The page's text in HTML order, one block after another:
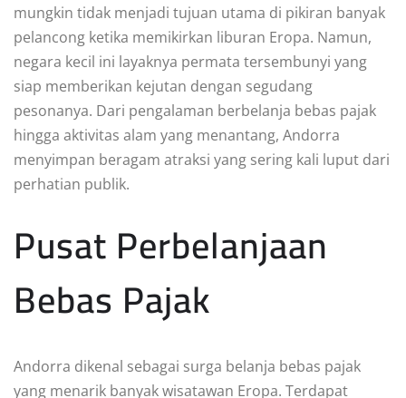
mungkin tidak menjadi tujuan utama di pikiran banyak
pelancong ketika memikirkan liburan Eropa. Namun,
negara kecil ini layaknya permata tersembunyi yang
siap memberikan kejutan dengan segudang
pesonanya. Dari pengalaman berbelanja bebas pajak
hingga aktivitas alam yang menantang, Andorra
menyimpan beragam atraksi yang sering kali luput dari
perhatian publik.
Pusat Perbelanjaan
Bebas Pajak
Andorra dikenal sebagai surga belanja bebas pajak
yang menarik banyak wisatawan Eropa. Terdapat